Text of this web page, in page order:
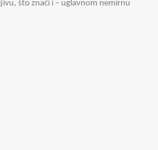
što znači i – uglavnom nemirnu